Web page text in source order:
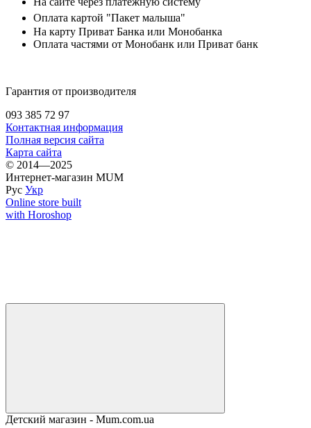
Оплата картой "Пакет малыша"
На карту Приват Банка или Монобанка
Оплата частями от Монобанк или Приват банк
Гарантия от производителя
093 385 72 97
Контактная информация
Полная версия сайта
Карта сайта
© 2014—2025
Интернет-магазин MUM
Рус Укр
Online store built
with Horoshop
Детский магазин - Mum.com.ua